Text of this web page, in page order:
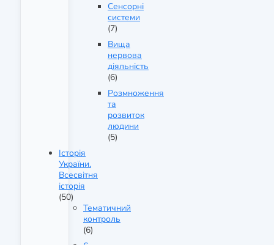
Сенсорні
системи
(7)
Вища
нервова
діяльність
(6)
Розмноження
та
розвиток
людини
(5)
Історія
України.
Всесвітня
історія
(50)
Тематичний
контроль
(6)